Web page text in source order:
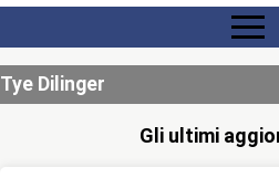
Tye Dilinger
Gli ultimi